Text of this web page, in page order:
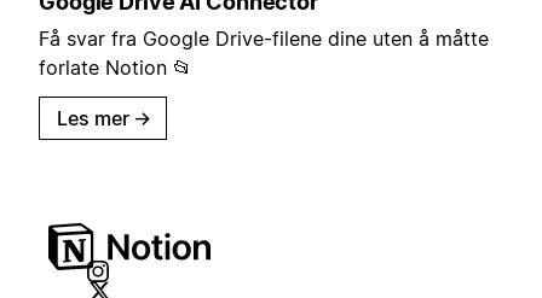
Få svar fra Google Drive-filene dine uten å måtte
forlate Notion 📂
Les mer →